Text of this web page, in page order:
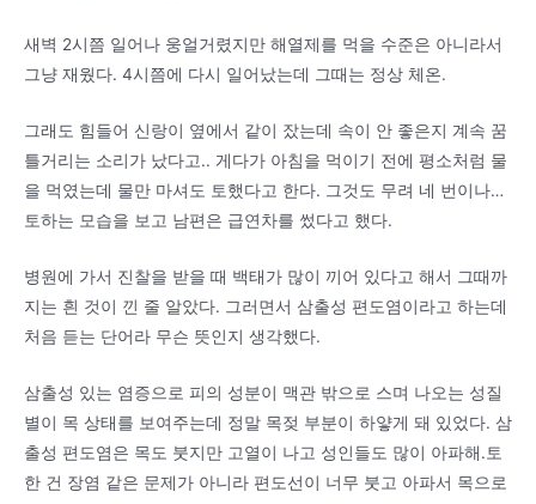
새벽 2시쯤 일어나 웅얼거렸지만 해열제를 먹을 수준은 아니라서
그냥 재웠다. 4시쯤에 다시 일어났는데 그때는 정상 체온.
그래도 힘들어 신랑이 옆에서 같이 잤는데 속이 안 좋은지 계속 꿈
틀거리는 소리가 났다고.. 게다가 아침을 먹이기 전에 평소처럼 물
을 먹였는데 물만 마셔도 토했다고 한다. 그것도 무려 네 번이나…
토하는 모습을 보고 남편은 급연차를 썼다고 했다.
병원에 가서 진찰을 받을 때 백태가 많이 끼어 있다고 해서 그때까
지는 흰 것이 낀 줄 알았다. 그러면서 삼출성 편도염이라고 하는데
처음 듣는 단어라 무슨 뜻인지 생각했다.
삼출성 있는 염증으로 피의 성분이 맥관 밖으로 스며 나오는 성질
별이 목 상태를 보여주는데 정말 목젖 부분이 하얗게 돼 있었다. 삼
출성 편도염은 목도 붓지만 고열이 나고 성인들도 많이 아파해.토
한 건 장염 같은 문제가 아니라 편도선이 너무 붓고 아파서 목으로